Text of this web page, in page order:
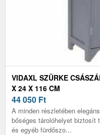
VIDAXL SZÜRKE
X 24 X 116 CM
44 050 Ft
A minden részletében
bőséges tárolóhelyet biztosít
és egyéb fürdőszo...